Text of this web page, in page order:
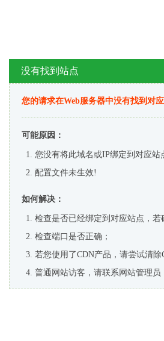
没有找到站点
您的请求在Web服务器中没有找到对
可能原因：
您没有将此域名或IP绑定到对应站
配置文件未生效!
如何解决：
检查是否已经绑定到对应站点，
检查端口是否正确；
若您使用了CDN产品，请尝试清除
普通网站访客，请联系网站管理员